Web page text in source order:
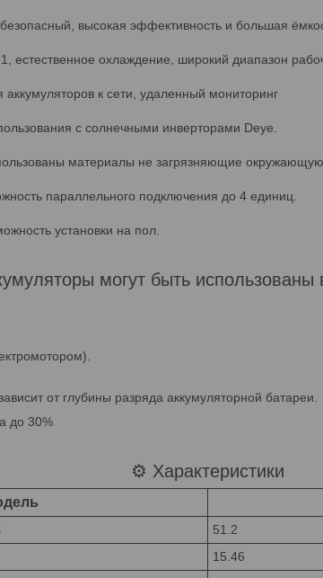
высокая эффективность и большая
естественное охлаждение, широкий диапазон
к сети, удаленный мониторинг
с солнечными инверторами Deye.
материалы не загрязняющие окружающую
параллельного подключения до 4 единиц.
установки на пол.
могут быть использованы
от глубины разряда аккумуляторной батареи.
до 30%
⚙️ Характеристики
51.2
15.46